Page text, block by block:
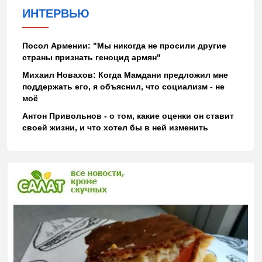
ИНТЕРВЬЮ
Посол Армении: "Мы никогда не просили другие
страны признать геноцид армян"
Михаил Новахов: Когда Мамдани предложил мне
поддержать его, я объяснил, что социализм - не
моё
Антон Привольнов - о том, какие оценки он ставит
своей жизни, и что хотел бы в ней изменить